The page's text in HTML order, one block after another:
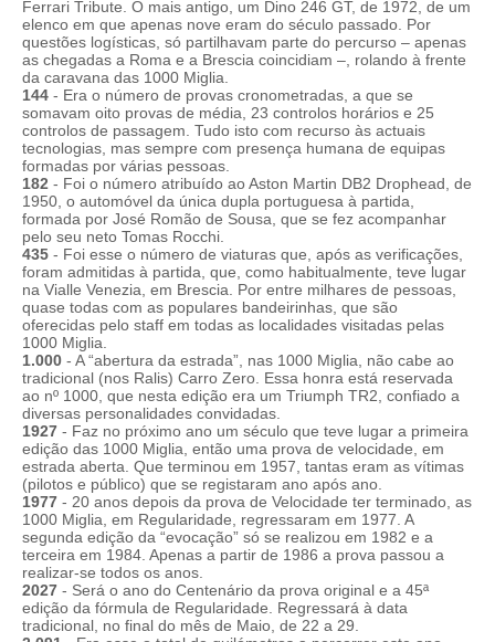
Ferrari Tribute. O mais antigo, um Dino 246 GT, de 1972, de um
elenco em que apenas nove eram do século passado. Por
questões logísticas, só partilhavam parte do percurso – apenas
as chegadas a Roma e a Brescia coincidiam –, rolando à frente
da caravana das 1000 Miglia.
144 - Era o número de provas cronometradas, a que se
somavam oito provas de média, 23 controlos horários e 25
controlos de passagem. Tudo isto com recurso às actuais
tecnologias, mas sempre com presença humana de equipas
formadas por várias pessoas.
182 - Foi o número atribuído ao Aston Martin DB2 Drophead, de
1950, o automóvel da única dupla portuguesa à partida,
formada por José Romão de Sousa, que se fez acompanhar
pelo seu neto Tomas Rocchi.
435 - Foi esse o número de viaturas que, após as verificações,
foram admitidas à partida, que, como habitualmente, teve lugar
na Vialle Venezia, em Brescia. Por entre milhares de pessoas,
quase todas com as populares bandeirinhas, que são
oferecidas pelo staff em todas as localidades visitadas pelas
1000 Miglia.
1.000 - A “abertura da estrada”, nas 1000 Miglia, não cabe ao
tradicional (nos Ralis) Carro Zero. Essa honra está reservada
ao nº 1000, que nesta edição era um Triumph TR2, confiado a
diversas personalidades convidadas.
1927 - Faz no próximo ano um século que teve lugar a primeira
edição das 1000 Miglia, então uma prova de velocidade, em
estrada aberta. Que terminou em 1957, tantas eram as vítimas
(pilotos e público) que se registaram ano após ano.
1977 - 20 anos depois da prova de Velocidade ter terminado, as
1000 Miglia, em Regularidade, regressaram em 1977. A
segunda edição da “evocação” só se realizou em 1982 e a
terceira em 1984. Apenas a partir de 1986 a prova passou a
realizar-se todos os anos.
2027 - Será o ano do Centenário da prova original e a 45ª
edição da fórmula de Regularidade. Regressará à data
tradicional, no final do mês de Maio, de 22 a 29.